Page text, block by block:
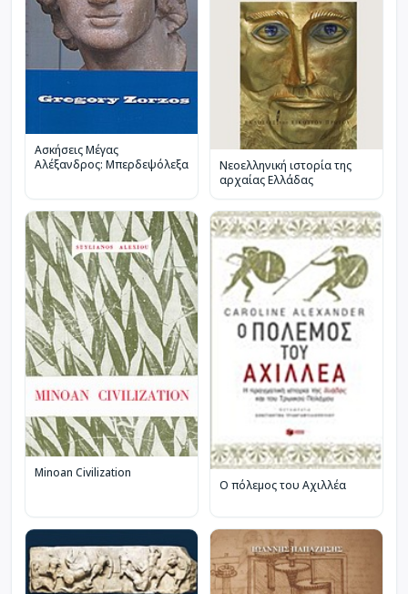
Ασκήσεις Μέγας
Αλέξανδρος: Μπερδεψόλεξα
Νεοελληνική ιστορία της
αρχαίας Ελλάδας
Minoan Civilization
Ο πόλεμος του Αχιλλέα